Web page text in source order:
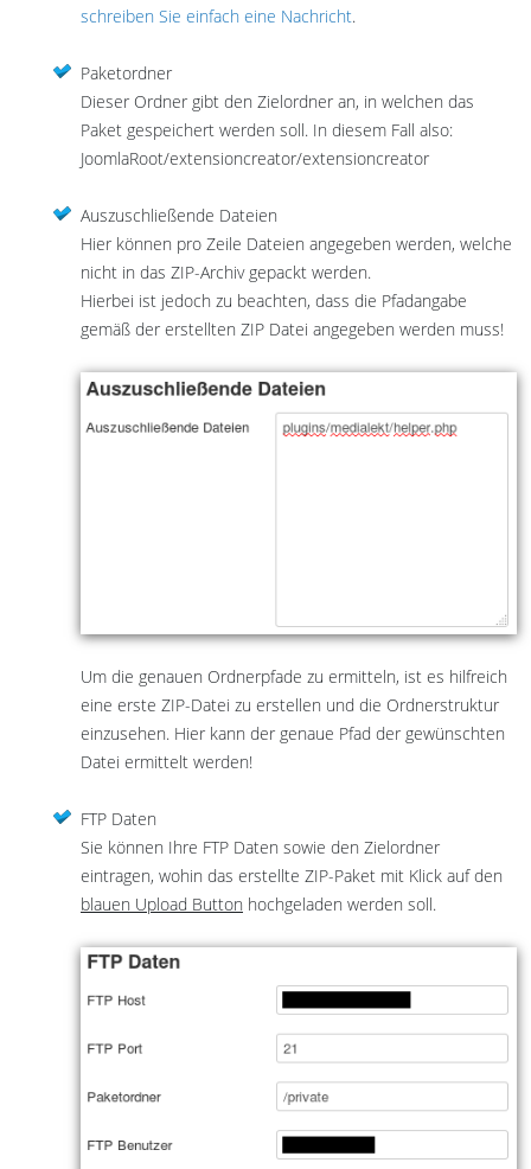
schreiben Sie einfach eine Nachricht.
Paketordner
Dieser Ordner gibt den Zielordner an, in welchen das
Paket gespeichert werden soll. In diesem Fall also:
JoomlaRoot/extensioncreator/extensioncreator
Auszuschließende Dateien
Hier können pro Zeile Dateien angegeben werden, welche
nicht in das ZIP-Archiv gepackt werden.
Hierbei ist jedoch zu beachten, dass die Pfadangabe
gemäß der erstellten ZIP Datei angegeben werden muss!
Um die genauen Ordnerpfade zu ermitteln, ist es hilfreich
eine erste ZIP-Datei zu erstellen und die Ordnerstruktur
einzusehen. Hier kann der genaue Pfad der gewünschten
Datei ermittelt werden!
FTP Daten
Sie können Ihre FTP Daten sowie den Zielordner
eintragen, wohin das erstellte ZIP-Paket mit Klick auf den
blauen Upload Button hochgeladen werden soll.